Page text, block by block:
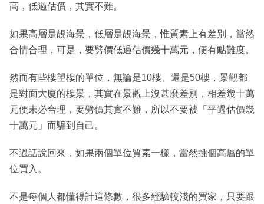
高，低過估價，其實不難。
如果高層是靚海景，低層是靚海景，惟質素上有差別，當然
合情合理，可是，要劈價低過估價幾十萬元，便有點難度。
然而有些樓望樓的單位，無論是10樓、還是50樓，景觀都
是對面大廈的樓景，其實在景觀上沒甚麼差別，相差幾十萬
元便未必合理，要劈價其實不難，所以不要被「平過估價幾
十萬元」而騙到自己。
不過話說回來，如果兩個單位質素一樣，當然挑個高層的單
位買入。
不是每個人都懂得計這條數，很多經驗較淺的買家，只要跟